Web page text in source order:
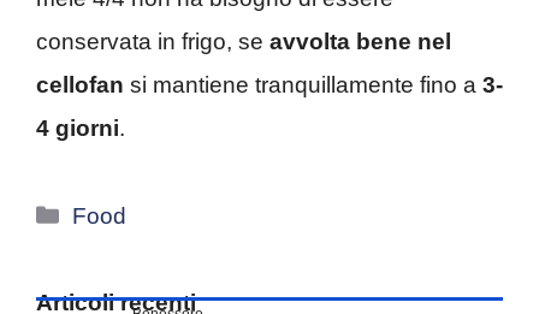
conservata in frigo, se avvolta bene nel
cellofan si mantiene tranquillamente fino a 3-
4 giorni.
Categorie
Food
Articoli recenti